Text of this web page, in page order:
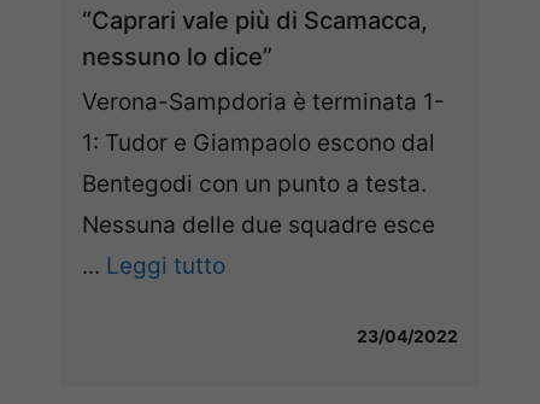
“Caprari vale più di Scamacca,
nessuno lo dice”
Verona-Sampdoria è terminata 1-
1: Tudor e Giampaolo escono dal
Bentegodi con un punto a testa.
Nessuna delle due squadre esce
... Leggi tutto
23/04/2022